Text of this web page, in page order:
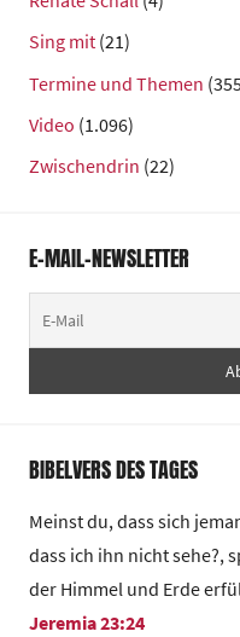
Sing mit (21)
Termine und Themen
Video (1.096)
Zwischendrin (22)
E-MAIL-NEWSLETTER
BIBELVERS DES TAGES
Meinst du, dass sich
dass ich ihn nicht sehe?,
der Himmel und Erde
Jeremia 23:24